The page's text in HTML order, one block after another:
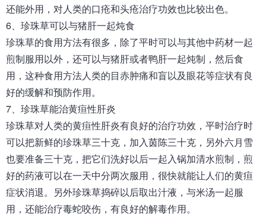
还能外用，对人类的口疮和头疮治疗功效也比较出色。
6、珍珠草可以与猪肝一起炖食
珍珠草的食用方法有很多，除了平时可以与其他中药材一起
煎制服用以外，还可以与猪肝或者鸭肝一起炖制，然后食
用，这种食用方法人类的目赤肿痛和盲以及眼花等症状有良
好的缓解和预防作用。
7、珍珠草能治黄疸性肝炎
珍珠草对人类的黄疸性肝炎有良好的治疗功效，平时治疗时
可以把新鲜的珍珠草三十克，加入茵陈三十克，另外六月雪
也要准备三十克，把它们洗好以后一起入锅加清水煎制，煎
好的药液可以在一天中分两次服用，很快就能让人们的黄疸
症状消退。另外珍珠草捣碎以后取出汁液，与米汤一起服
用，还能治疗毒蛇咬伤，有良好的解毒作用。